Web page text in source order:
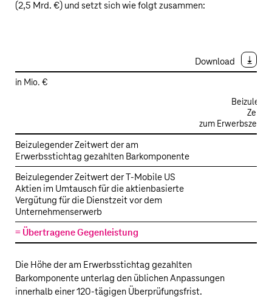
(2,5 Mrd. €) und setzt sich wie folgt zusammen:
Download
Erwerb
von
UScellular
–
Vorläufiger
beizulegender
Zeitwert
der
Gegenleistung
in Mio. €
zum
Beizulegender Zeitwert der am
Erwerbsstichtag gezahlten Barkomponente
Beizulegender Zeitwert der T‑Mobile US
Aktien im Umtausch für die aktienbasierte
Vergütung für die Dienstzeit vor dem
Unternehmenserwerb
= Übertragene Gegenleistung
Die Höhe der am Erwerbsstichtag gezahlten
Barkomponente unterlag den üblichen Anpassungen
innerhalb einer 120-tägigen Überprüfungsfrist.